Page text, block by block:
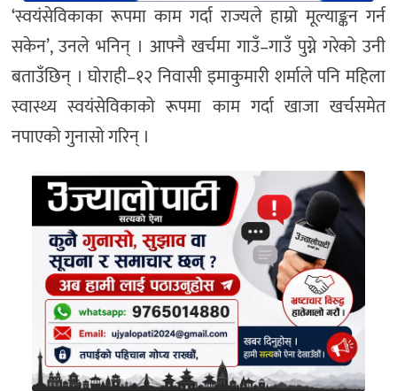
‘स्वयंसेविकाका रूपमा काम गर्दा राज्यले हाम्रो मूल्याङ्कन गर्न
सकेन’, उनले भनिन् । आफ्नै खर्चमा गाउँ–गाउँ पुग्ने गरेको उनी
बताउँछिन् । घोराही–१२ निवासी इमाकुमारी शर्माले पनि महिला
स्वास्थ्य स्वयंसेविकाको रूपमा काम गर्दा खाजा खर्चसमेत
नपाएको गुनासो गरिन् ।